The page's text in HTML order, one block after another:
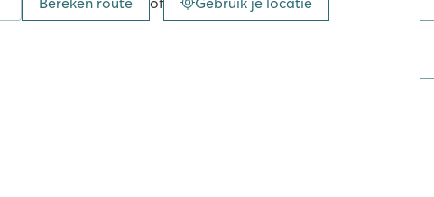
juiste adres!